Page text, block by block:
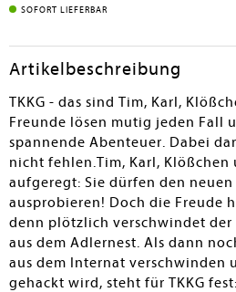
SOFORT LIEFERBAR
Artikelbeschreibung
TKKG - das sind Tim, Karl,
Freunde lösen mutig jeden Fall
spannende Abenteuer. Dabei
nicht fehlen.Tim, Karl, Klößchen
aufgeregt: Sie dürfen den
ausprobieren! Doch die Freude
denn plötzlich verschwindet der
aus dem Adlernest. Als dann
aus dem Internat verschwinden
gehackt wird, steht für TKKG